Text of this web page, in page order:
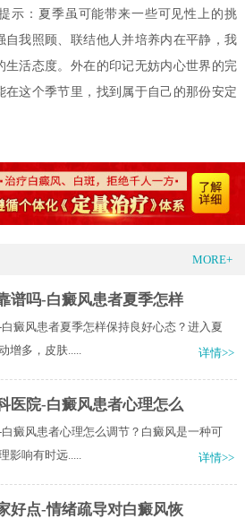
示：夏季虽可能带来一些可见性上的挑
自我照顾、联结他人并培养内在平静，我
生活态度。外在的印记无妨内心世界的完
在这个季节里，找到属于自己的那份安定
MORE+
谱吗-白癜风患者夏季怎样
癜风患者夏季怎样保持良好心态？进入夏
增多，皮肤.....
详情>>
医院-白癜风患者心理怎么
癜风患者心理怎么调节？白癜风是一种可
影响有时远.....
详情>>
好点-情绪疏导对白癜风恢